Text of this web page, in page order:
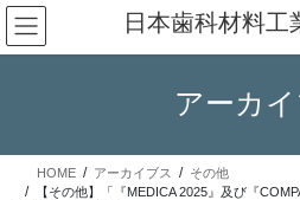
コ
ン
テ
ス
ナ
ビ
ゲ
ン
日本歯科材料工
アーカ
HOME アーカイブス
その他
【その他】「『MEDICA 2025』及び『